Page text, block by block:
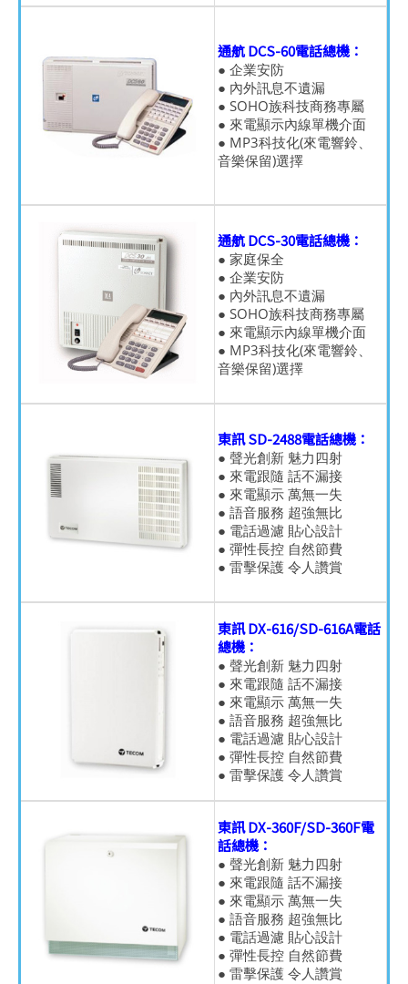
通航 DCS-60電話總機：
● 企業安防
● 內外訊息不遺漏
● SOHO族科技商務專屬
● 來電顯示內線單機介面
● MP3科技化(來電響鈴、
音樂保留)選擇
通航 DCS-30電話總機：
● 家庭保全
● 企業安防
● 內外訊息不遺漏
● SOHO族科技商務專屬
● 來電顯示內線單機介面
● MP3科技化(來電響鈴、
音樂保留)選擇
東訊 SD-2488電話總機：
● 聲光創新 魅力四射
● 來電跟隨 話不漏接
● 來電顯示 萬無一失
● 語音服務 超強無比
● 電話過濾 貼心設計
● 彈性長控 自然節費
● 雷擊保護 令人讚賞
東訊 DX-616/SD-616A電話
總機：
● 聲光創新 魅力四射
● 來電跟隨 話不漏接
● 來電顯示 萬無一失
● 語音服務 超強無比
● 電話過濾 貼心設計
● 彈性長控 自然節費
● 雷擊保護 令人讚賞
東訊 DX-360F/SD-360F電
話總機：
● 聲光創新 魅力四射
● 來電跟隨 話不漏接
● 來電顯示 萬無一失
● 語音服務 超強無比
● 電話過濾 貼心設計
● 彈性長控 自然節費
● 雷擊保護 令人讚賞